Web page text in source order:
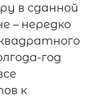
в сданной
– нередко
год
к